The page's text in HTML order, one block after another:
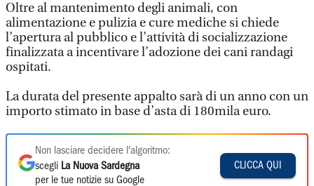
Oltre al mantenimento degli animali, con
alimentazione e pulizia e cure mediche si chiede
l’apertura al pubblico e l’attività di socializzazione
finalizzata a incentivare l’adozione dei cani randagi
ospitati.
La durata del presente appalto sarà di un anno con un
importo stimato in base d’asta di 180mila euro.
Non lasciare decidere l'algoritmo:
scegli La Nuova Sardegna
per le tue notizie su Google
CLICCA QUI